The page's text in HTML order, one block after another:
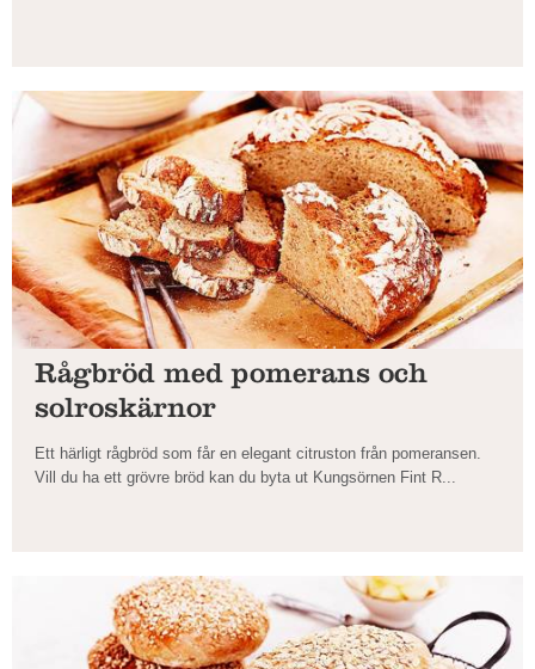
Rågbröd med pomerans och
solroskärnor
Ett härligt rågbröd som får en elegant citruston från pomeransen.
Vill du ha ett grövre bröd kan du byta ut Kungsörnen Fint R...